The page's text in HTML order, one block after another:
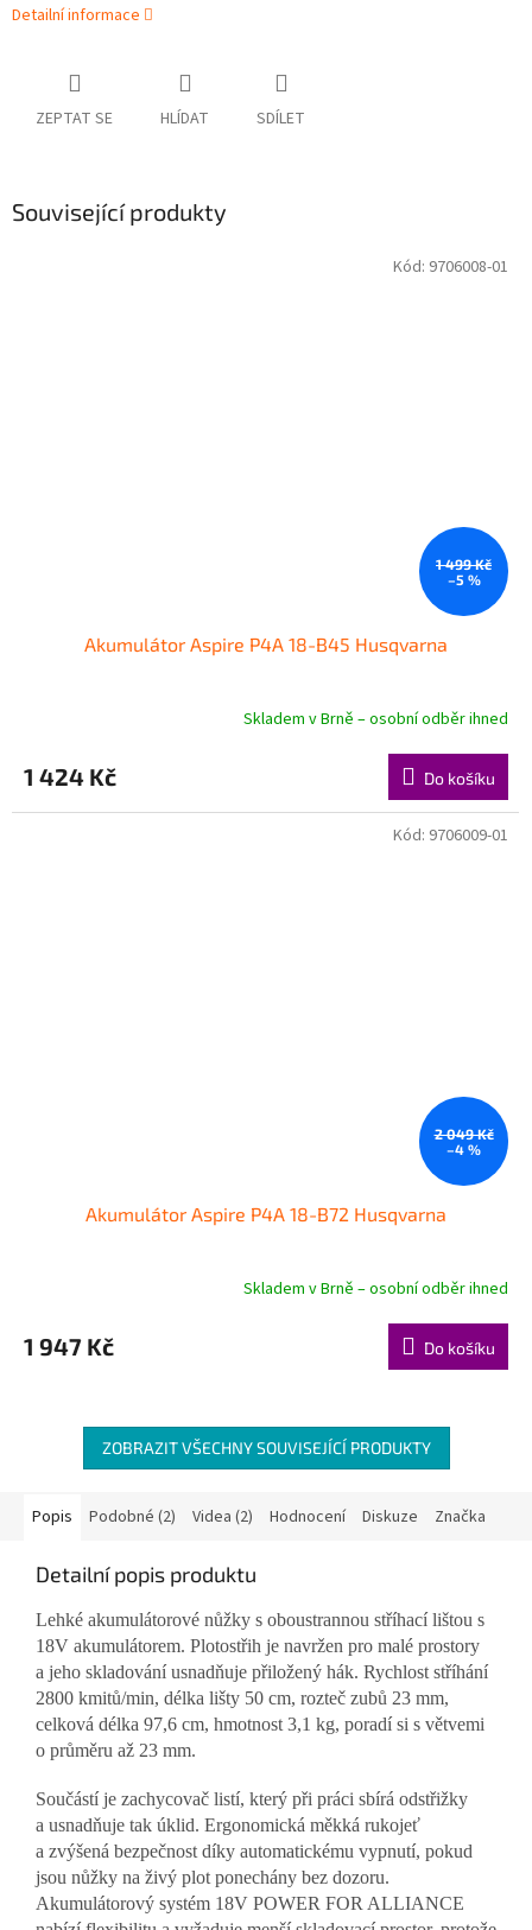
Detailní informace
ZEPTAT SE HLÍDAT SDÍLET
Související produkty
1 499 Kč
–5 %
Akumulátor Aspire P4A 18-B45 Husqvarna
Skladem v Brně – osobní odběr ihned
1 424 Kč Do košíku
Kód: 9706008-01
2 049 Kč
–4 %
Akumulátor Aspire P4A 18-B72 Husqvarna
Skladem v Brně – osobní odběr ihned
1 947 Kč Do košíku
Kód: 9706009-01
ZOBRAZIT VŠECHNY SOUVISEJÍCÍ PRODUKTY
Popis Podobné (2) Videa (2) Hodnocení Diskuze Značka
Detailní popis produktu
Lehké akumulátorové nůžky s oboustrannou stříhací lištou s
18V akumulátorem. Plotostřih je navržen pro malé prostory
a jeho skladování usnadňuje přiložený hák. Rychlost stříhání
2800 kmitů/min, délka lišty 50 cm, rozteč zubů 23 mm,
celková délka 97,6 cm, hmotnost 3,1 kg, poradí si s větvemi
o průměru až 23 mm.
Součástí je zachycovač listí, který při práci sbírá odstřižky
a usnadňuje tak úklid. Ergonomická měkká rukojeť
a zvýšená bezpečnost díky automatickému vypnutí, pokud
jsou nůžky na živý plot ponechány bez dozoru.
Akumulátorový systém 18V POWER FOR ALLIANCE